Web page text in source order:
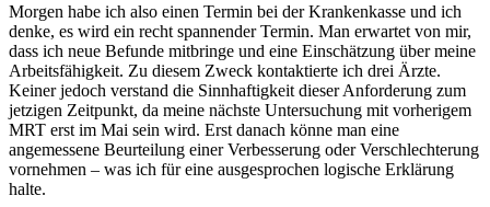
Morgen habe ich also einen Termin bei der Krankenkasse und ich
denke, es wird ein recht spannender Termin. Man erwartet von mir,
dass ich neue Befunde mitbringe und eine Einschätzung über meine
Arbeitsfähigkeit. Zu diesem Zweck kontaktierte ich drei Ärzte.
Keiner jedoch verstand die Sinnhaftigkeit dieser Anforderung zum
jetzigen Zeitpunkt, da meine nächste Untersuchung mit vorherigem
MRT erst im Mai sein wird. Erst danach könne man eine
angemessene Beurteilung einer Verbesserung oder Verschlechterung
vornehmen – was ich für eine ausgesprochen logische Erklärung
halte.